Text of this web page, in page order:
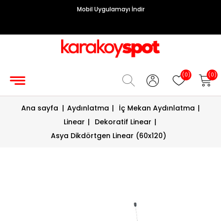
Mobil Uygulamayı İndir
(0) (0)
Grup
Sigorta/
ŞaltAna sayfa | Aydınlatma | İç Mekan Aydınlatma |
Linear | Dekoratif Linear |
Asya Dikdörtgen Linear (60x120)